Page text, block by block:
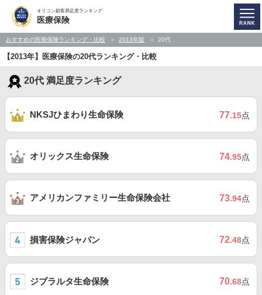
オリコン顧客満足度ランキング
医療保険
おすすめの医療保険ランキング・比較 2013年版 20代
【2013年】医療保険の20代ランキング・比較
20代 満足度ランキング
NKSJひまわり生命保険 77.15点
オリックス生命保険 74.95点
アメリカンファミリー生命保険会社 73.94点
損害保険ジャパン 72.48点
ジブラルタ生命保険 70.68点